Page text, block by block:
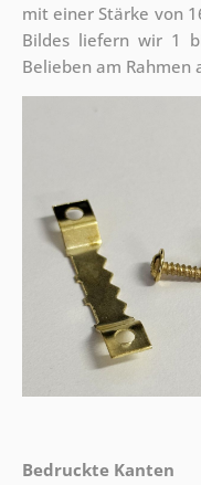
mit einer Stärke von
Bildes liefern wir 1
Belieben am Rahmen
Bedruckte Kanten